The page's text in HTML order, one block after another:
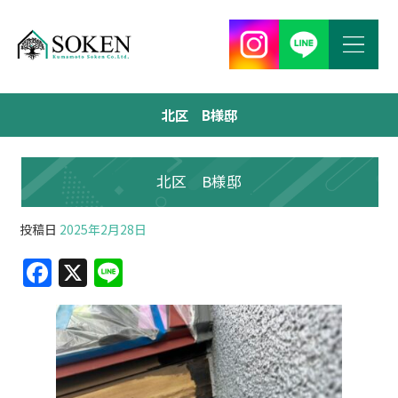
北区 B様邸
北区 B様邸
投稿日 2025年2月28日
F
a
c
e
b
X
n
e